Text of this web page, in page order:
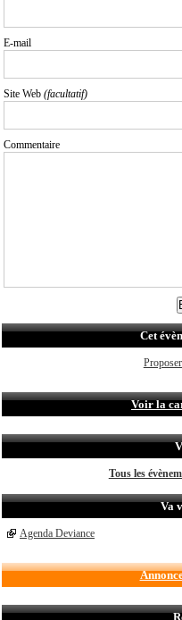
E-mail
Site Web (facultatif)
Commentaire
Cet
Voir la
Tous les
Va
Agenda Deviance